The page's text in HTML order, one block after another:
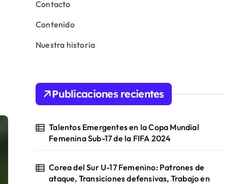
Contacto
Contenido
Nuestra historia
Publicaciones recientes
Talentos Emergentes en la Copa Mundial
Femenina Sub-17 de la FIFA 2024
Corea del Sur U-17 Femenino: Patrones de
ataque, Transiciones defensivas, Trabajo en